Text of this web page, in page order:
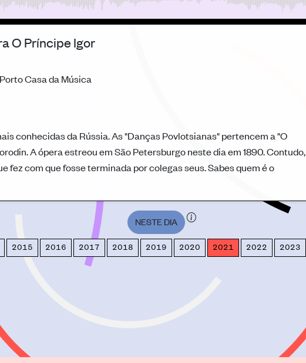
O Príncipe Igor
Casa da Música
conhecidas da Rússia. As "Danças Povlotsianas" pertencem a "O
A ópera estreou em São Petersburgo neste dia em 1890. Contudo,
fez com que fosse terminada por colegas seus. Sabes quem é o
NESTE DIA
2015 2016 2017 2018 2019 2020 2021 2022 2023